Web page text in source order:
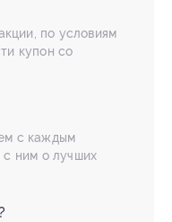
по условиям
купон со
с каждым
с ним о лучших